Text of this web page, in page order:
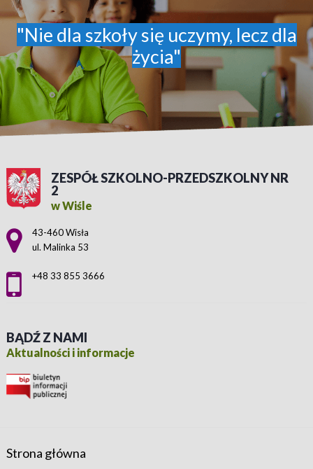
"Nie dla szkoły się uczymy, lecz dla
życia"
ZESPÓŁ SZKOLNO-PRZEDSZKOLNY NR
2
w Wiśle
Adres pocztowy:
43-460 Wisła
ul. Malinka 53
+48 33 855 3666
BĄDŹ Z NAMI
Aktualności i informacje
Strona główna